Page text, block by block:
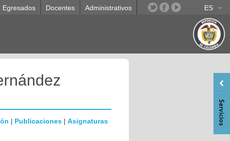
ES
Egresados Docentes Administrativos
| Publicaciones | Asignaturas